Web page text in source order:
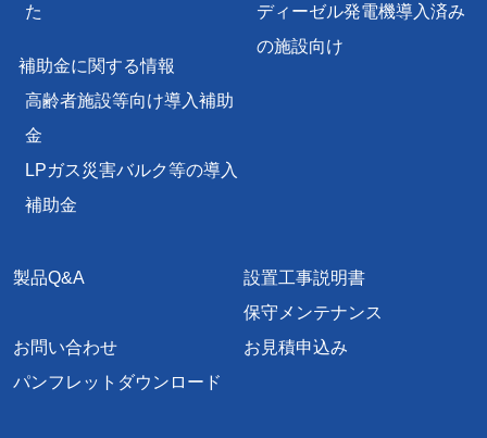
た
補助金に関する情報
高齢者施設等向け導入補助
金
LPガス災害バルク等の導入
補助金
ディーゼル発電機導入済み
の施設向け
製品Q&A
設置工事説明書
保守メンテナンス
お問い合わせ
お見積申込み
パンフレットダウンロード